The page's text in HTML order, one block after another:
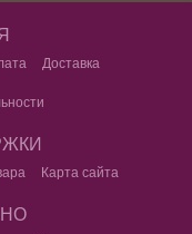
Доставка
Карта сайта